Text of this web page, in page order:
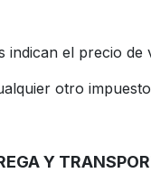
indican el precio
otro
Y